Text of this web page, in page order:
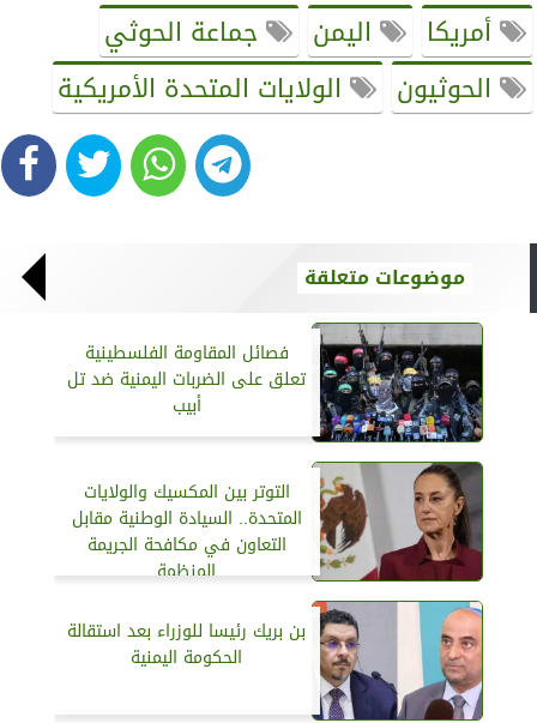
أمريكا اليمن
جماعة الحوثي
الحوثيون
الولايات المتحدة الأمريكية
موضوعات متعلقة
فصائل المقاومة الفلسطينية
تعلق على الضربات اليمنية ضد تل
أبيب
التوتر بين المكسيك والولايات
المتحدة.. السيادة الوطنية مقابل
التعاون في مكافحة الجريمة
المنظمة
بن بريك رئيسا للوزراء بعد استقالة
الحكومة اليمنية